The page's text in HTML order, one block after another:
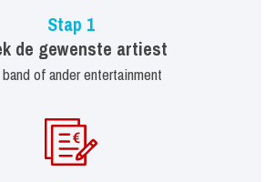
Stap 1
de gewenste artiest
of ander entertainment